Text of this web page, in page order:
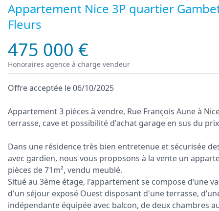
Appartement Nice 3P quartier
Fleurs
475 000 €
Honoraires agence à charge vendeur
Offre acceptée le 06/10/2025
Appartement 3 pièces à vendre, Rue François Aune à
terrasse, cave et possibilité d'achat garage en sus du
Dans une résidence très bien entretenue et sécurisée
avec gardien, nous vous proposons à la vente un
pièces de 71m², vendu meublé.
Situé au 3ème étage, l'appartement se compose d’une
d'un séjour exposé Ouest disposant d'une terrasse,
indépendante équipée avec balcon, de deux chambres